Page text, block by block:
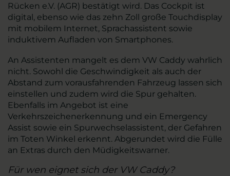
Rücken e.V. (AGR) bestätigt wird. Das Cockpit ist
digital, ebenso wie das zehn Zoll große Touchdisplay
mit mobilem Internet, Sprachassistent sowie
induktivem Aufladen von Smartphones.
An Assistenten mangelt es dem VW Caddy wahrlich
nicht. Sowohl die Geschwindigkeit als auch der
Abstand zum vorausfahrenden Fahrzeug lassen sich
einstellen und zudem wird die Spur gehalten.
Ebenfalls im Angebot ist eine
Verkehrszeichenerkennung und ein Emergency
Assist sowie ein Spurwechselassistent, der Gefahren
im Toten Winkel erkennt. Abgerundet wird die Fülle
an Extras durch den Müdigkeitswarner.
Für wen eignet sich der VW Caddy?